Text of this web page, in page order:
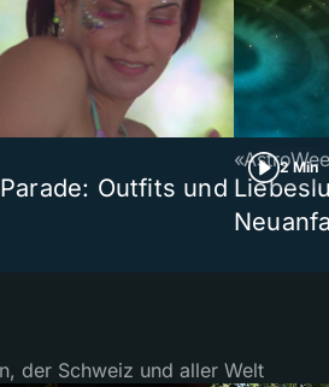
Outfits und
2 Min
der Schweiz und aller Welt